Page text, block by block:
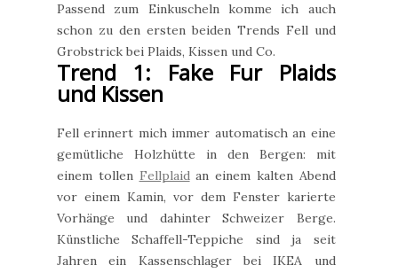
Passend zum Einkuscheln komme ich auch
schon zu den ersten beiden Trends Fell und
Grobstrick bei Plaids, Kissen und Co.
Trend 1: Fake Fur Plaids
und Kissen
Fell erinnert mich immer automatisch an eine
gemütliche Holzhütte in den Bergen: mit
einem tollen Fellplaidan einem kalten Abend
vor einem Kamin, vor dem Fenster karierte
Vorhänge und dahinter Schweizer Berge.
Künstliche Schaffell-Teppiche sind ja seit
Jahren ein Kassenschlager bei IKEA und